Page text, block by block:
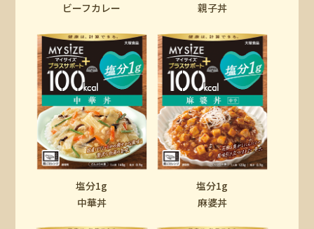
ビーフカレー
親子丼
塩分1g
中華丼
塩分1g
麻婆丼